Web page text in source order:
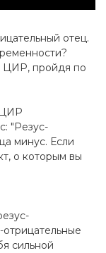
отец.
ЦИР, пройдя по
ЦИР
"Резус-
минус. Если
о которым вы
сильной